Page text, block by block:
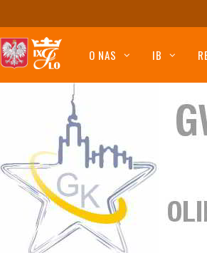
O NAS IB